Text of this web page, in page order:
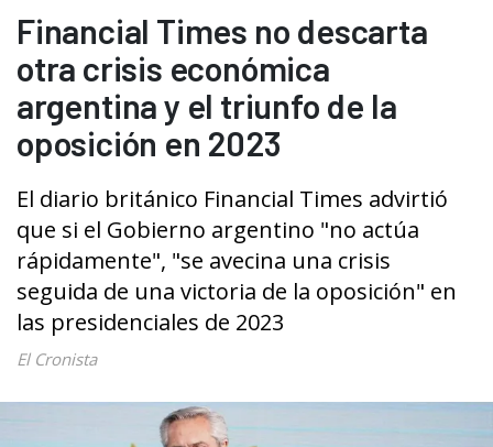
Financial Times no descarta
otra crisis económica
argentina y el triunfo de la
oposición en 2023
El diario británico Financial Times advirtió
que si el Gobierno argentino "no actúa
rápidamente", "se avecina una crisis
seguida de una victoria de la oposición" en
las presidenciales de 2023
El Cronista